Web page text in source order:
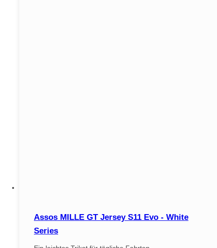
Assos MILLE GT Jersey S11 Evo - White
Series